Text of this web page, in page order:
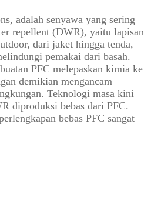
adalah senyawa yang sering
repellent (DWR), yaitu lapisan
dari jaket hingga tenda,
pemakai dari basah.
PFC melepaskan kimia ke
demikian mengancam
Teknologi masa kini
diproduksi bebas dari PFC.
bebas PFC sangat